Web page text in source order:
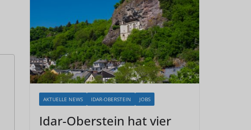
AKTUELLE NEWS IDAR-OBERSTEIN JOBS
Idar-Oberstein hat vier